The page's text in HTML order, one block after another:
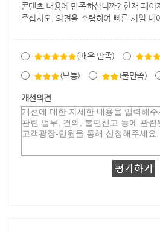
콘텐츠 내용에 만족하십니까? 현재 페이
주십시오. 의견을 수렴하여 빠른 시일 내
(매우 만족)
(보통) (불만족)
개선의견